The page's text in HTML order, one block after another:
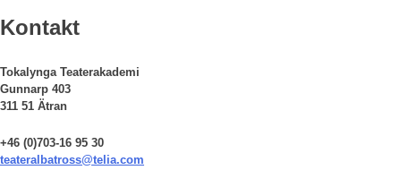
Kontakt
Tokalynga Teaterakademi
Gunnarp 403
311 51 Ätran
+46 (0)703-16 95 30
teateralbatross@telia.com